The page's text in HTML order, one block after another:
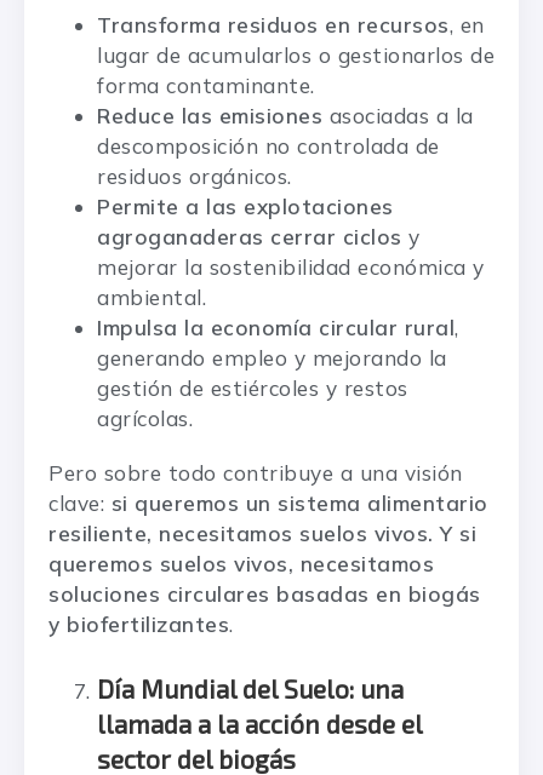
Transforma residuos en recursos, en
lugar de acumularlos o gestionarlos de
forma contaminante.
Reduce las emisiones asociadas a la
descomposición no controlada de
residuos orgánicos.
Permite a las explotaciones
agroganaderas cerrar ciclos y
mejorar la sostenibilidad económica y
ambiental.
Impulsa la economía circular rural,
generando empleo y mejorando la
gestión de estiércoles y restos
agrícolas.
Pero sobre todo contribuye a una visión
clave: si queremos un sistema alimentario
resiliente, necesitamos suelos vivos. Y si
queremos suelos vivos, necesitamos
soluciones circulares basadas en biogás
y biofertilizantes.
Día Mundial del Suelo: una
llamada a la acción desde el
sector del biogás